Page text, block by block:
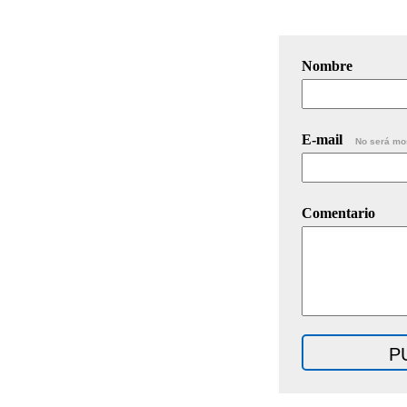
Nombre
E-mail No será
Comentario